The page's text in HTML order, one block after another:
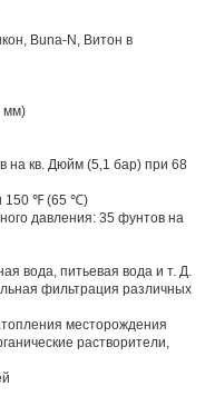
Buna-N, Витон в
мм)
на кв. Дюйм (5,1 бар) при 68
150 ℉ (65 ℃)
давления: 35 фунтов на
вода, питьевая вода и т. Д.
фильтрация различных
месторождения
растворители,